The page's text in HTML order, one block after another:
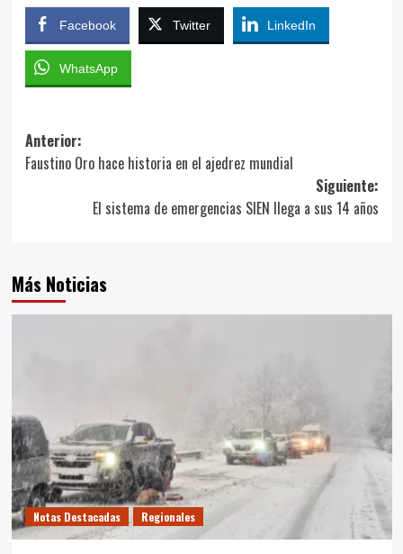
Facebook Twitter LinkedIn
WhatsApp
Navegación
de
entradas
Anterior:
Faustino Oro hace historia en el ajedrez mundial
Siguiente:
El sistema de emergencias SIEN llega a sus 14 años
Más Noticias
Notas Destacadas Regionales